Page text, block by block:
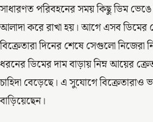
সাধারণত পরিবহনের সময় কিছু ডিম
আলাদা করে রাখা হয়। আগে এসব ডিমের
বিক্রেতারা দিনের শেষে সেগুলো
ধরনের ডিমের দাম বাড়ায় নিম্ন আয়ের
চাহিদা বেড়েছে। এ সুযোগে বিক্রেতারাও
বাড়িয়েছেন।